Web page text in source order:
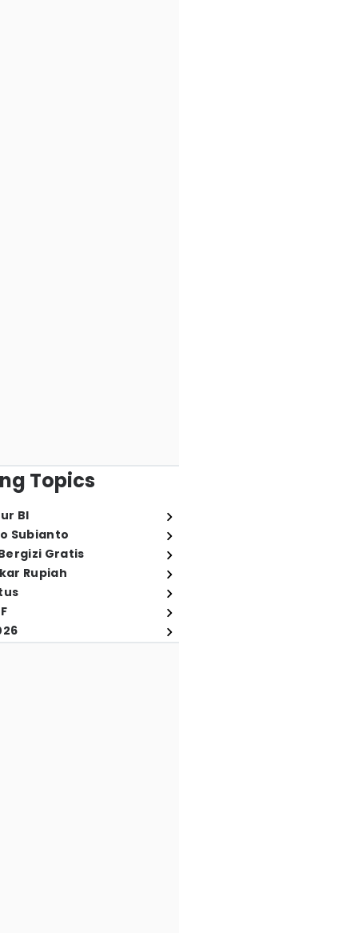
Topics
BI
Subianto
Gratis
Rupiah